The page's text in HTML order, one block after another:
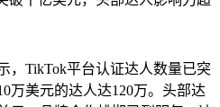
TikTok平台认证达人数量已突
万美元的达人达120万。头部达